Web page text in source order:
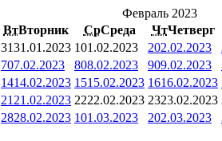
Февраль 2023
ВтВторник СрСреда ЧтЧетверг
3131.01.2023 101.02.2023 202.02.2023
707.02.2023 808.02.2023 909.02.2023
1414.02.2023 1515.02.2023 1616.02.2023
21 21.02.2023 2222.02.2023 2323.02.2023
2828.02.2023 101.03.2023 202.03.2023